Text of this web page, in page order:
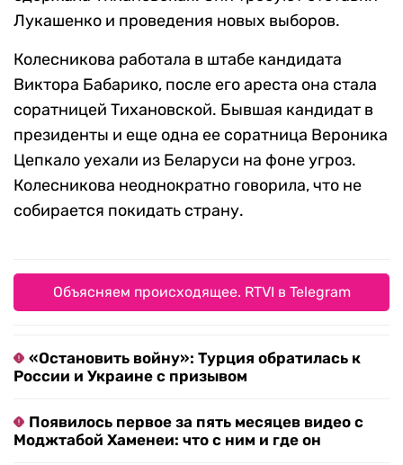
Лукашенко и проведения новых выборов.
Колесникова работала в штабе кандидата
Виктора Бабарико, после его ареста она стала
соратницей Тихановской. Бывшая кандидат в
президенты и еще одна ее соратница Вероника
Цепкало уехали из Беларуси на фоне угроз.
Колесникова неоднократно говорила, что не
собирается покидать страну.
Объясняем происходящее. RTVI в Telegram
«Остановить войну»: Турция обратилась к
России и Украине с призывом
Появилось первое за пять месяцев видео с
Моджтабой Хаменеи: что с ним и где он